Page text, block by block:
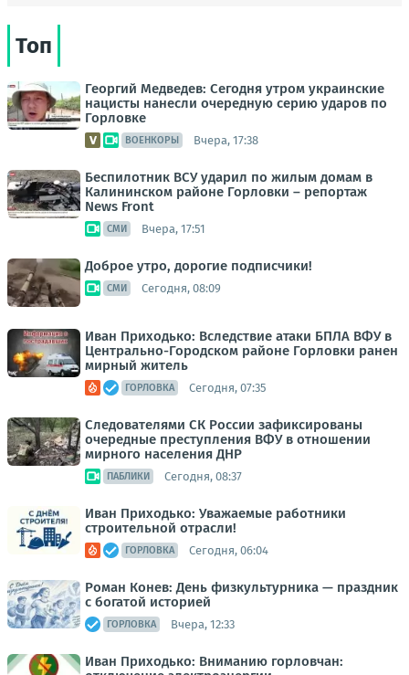
Топ
Георгий Медведев: Сегодня утром украинские
нацисты нанесли очередную серию ударов по
Горловке
ВОЕНКОРЫ Вчера, 17:38
Беспилотник ВСУ ударил по жилым домам в
Калининском районе Горловки – репортаж
News Front
СМИ Вчера, 17:51
Доброе утро, дорогие подписчики!
СМИ Сегодня, 08:09
Иван Приходько: Вследствие атаки БПЛА ВФУ в
Центрально-Городском районе Горловки ранен
мирный житель
ГОРЛОВКА Сегодня, 07:35
Следователями СК России зафиксированы
очередные преступления ВФУ в отношении
мирного населения ДНР
ПАБЛИКИ Сегодня, 08:37
Иван Приходько: Уважаемые работники
строительной отрасли!
ГОРЛОВКА Сегодня, 06:04
Роман Конев: День физкультурника — праздник
с богатой историей
ГОРЛОВКА Вчера, 12:33
Иван Приходько: Вниманию горловчан: